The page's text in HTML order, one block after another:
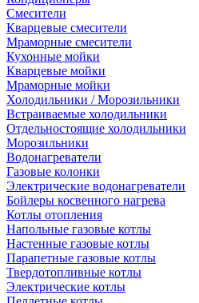
Смесители
Кварцевые смесители
Мраморные смесители
Кухонные мойки
Кварцевые мойки
Мраморные мойки
Холодильники / Морозильники
Встраиваемые холодильники
Отдельностоящие холодильники
Морозильники
Водонагреватели
Газовые колонки
Электрические водонагреватели
Бойлеры косвенного нагрева
Котлы отопления
Напольные газовые котлы
Настенные газовые котлы
Парапетные газовые котлы
Твердотопливные котлы
Электрические котлы